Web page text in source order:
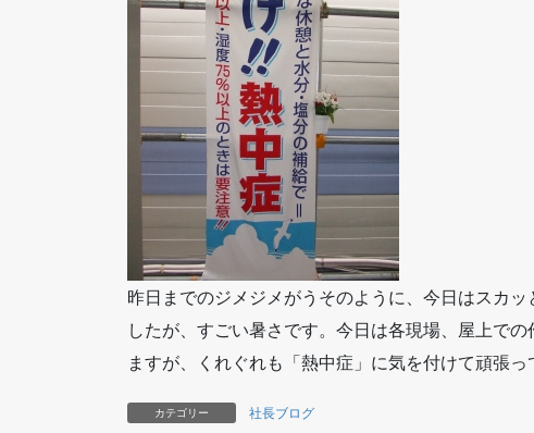
昨日までのジメジメがうそのように、今日はスカ
したが、すごい暑さです。今日は各現場、屋上で
ますが、くれぐれも「熱中症」に気を付けて頑張っ
カテゴリー 社長ブログ